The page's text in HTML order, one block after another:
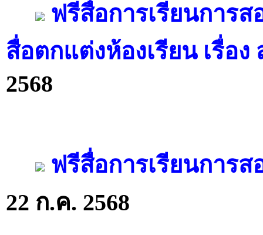
ฟรีสื่อการเรียนการ
สื่อตกแต่งห้องเรียน เรื่อ
2568
ฟรีสื่อการเรียนการ
22 ก.ค. 2568